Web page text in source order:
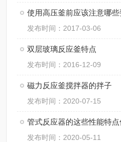
使用高压釜前应该注意哪些
发布时间：2017-03-06
双层玻璃反应釜特点
发布时间：2016-12-09
磁力反应釜搅拌器的拌子
发布时间：2020-07-15
管式反应器的这些性能特点
发布时间：2020-05-11